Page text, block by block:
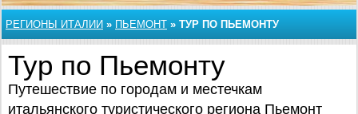
РЕГИОНЫ ИТАЛИИ » ПЬЕМОНТ » ТУР ПО ПЬЕМОНТУ
Тур по Пьемонту
Путешествие по городам и местечкам
итальянского туристического региона Пьемонт